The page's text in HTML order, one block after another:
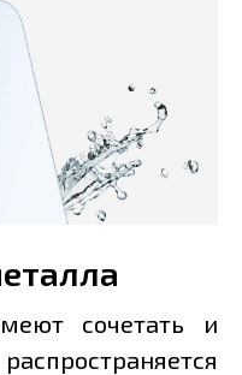
сочетать и